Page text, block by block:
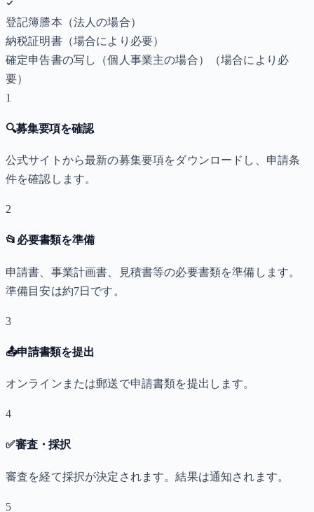
登記簿謄本（法人の場合）
納税証明書（場合により必要）
確定申告書の写し（個人事業主の場合）
（場合により必
要）
1
🔍募集要項を確認
公式サイトから最新の募集要項をダウンロードし、申請条
件を確認します。
2
📂 必要書類を準備
申請書、事業計画書、見積書等の必要書類を準備します。
準備目安は約7日です。
3
📤申請書類を提出
オンラインまたは郵送で申請書類を提出します。
4
✅審査・採択
審査を経て採択が決定されます。結果は通知されます。
5